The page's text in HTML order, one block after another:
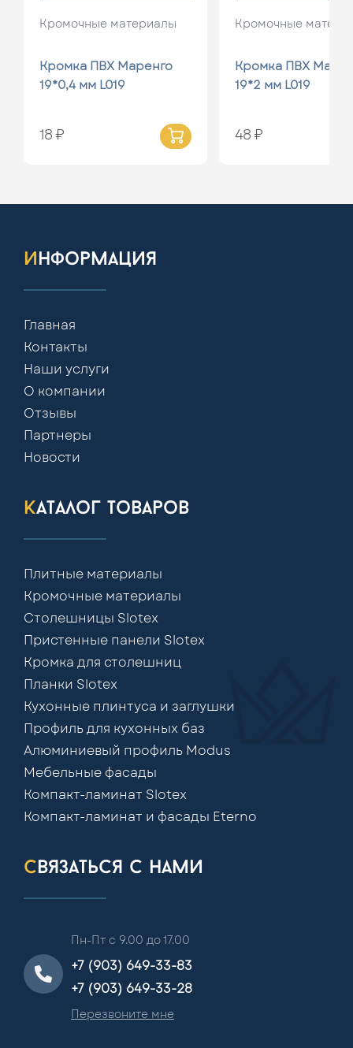
Кромочные материалы
Кромка ПВХ Маренго
19*0,4 мм L019
18 ₽
Кромочные
Кромка ПВХ
19*2 мм L019
48 ₽
информация
Главная
Контакты
Наши услуги
О компании
Отзывы
Партнеры
Новости
каталог товаров
Плитные материалы
Кромочные материалы
Столешницы Slotex
Пристенные панели Slotex
Кромка для столешниц
Планки Slotex
Кухонные плинтуса и заглушки
Профиль для кухонных баз
Алюминиевый профиль Modus
Мебельные фасады
Компакт-ламинат Slotex
Компакт-ламинат и фасады Eterno
связаться с нами
Пн-Пт с 9.00 до 17.00
+7 (903) 649-33-83
+7 (903) 649-33-28
Перезвоните мне